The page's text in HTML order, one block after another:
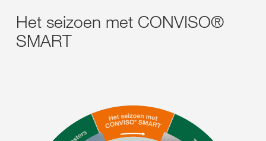
Het seizoen met CONVISO®
SMART